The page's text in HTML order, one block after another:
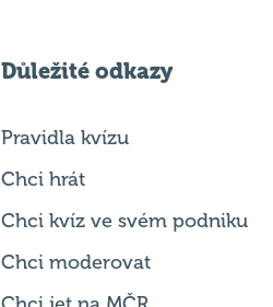
Důležité odkazy
Pravidla kvízu
Chci hrát
Chci kvíz ve svém podniku
Chci moderovat